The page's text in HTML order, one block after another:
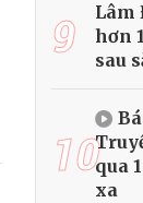
9
Lâm
hơn
sau
10qua
xa